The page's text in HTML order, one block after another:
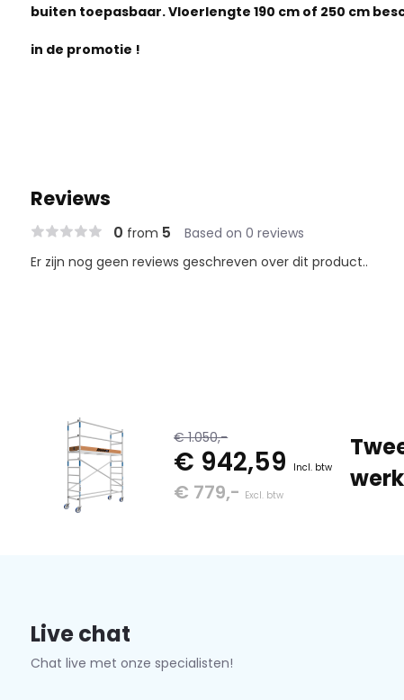
buiten toepasbaar. Vloerlengte 190 cm of 250 cm
in de promotie !
Reviews
0 from 5 Based on 0 reviews
Er zijn nog geen reviews geschreven over dit product..
€ 1.050,-
€ 942,59 Incl. btw
€ 779,- Excl. btw
Live chat
Chat live met onze specialisten!